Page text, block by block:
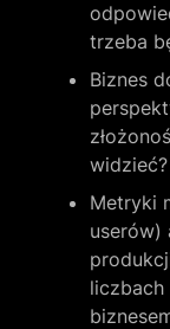
trzeba
Biznes
widzieć?
Metryki
userów)